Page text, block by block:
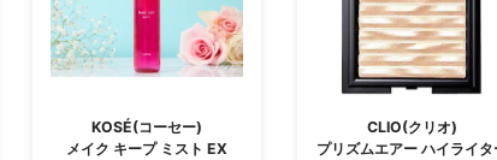
KOSÉ(コーセー)
メイク キープ ミスト EX
CLIO(クリオ)
プリズムエアー ハイライタ